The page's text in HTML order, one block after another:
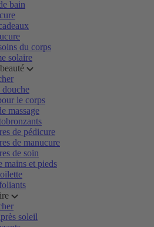
bain
du corps
solaire
douche
le corps
massage
de pédicure
de manucure
de soin
mains et pieds
soleil